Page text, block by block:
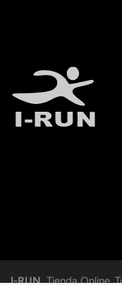
I-RUN.Tienda Online.